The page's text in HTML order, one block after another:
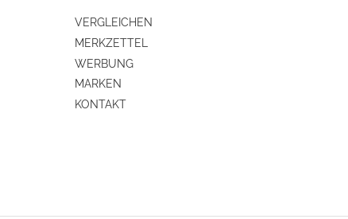
ja
VERGLEICHEN
MERKZETTEL
WERBUNG
MARKEN
KONTAKT